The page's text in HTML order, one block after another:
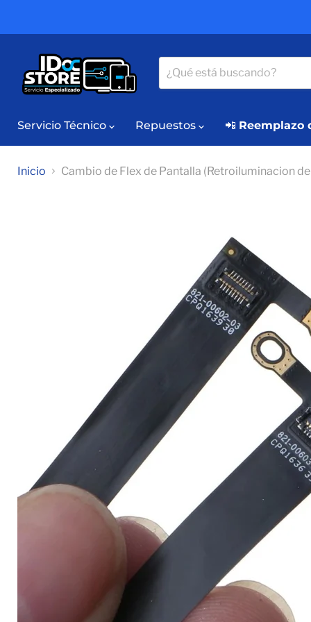
Servicio Técnico Repuestos 📲 Reemplazo
Inicio Cambio de Flex de Pantalla (Retroiluminacion